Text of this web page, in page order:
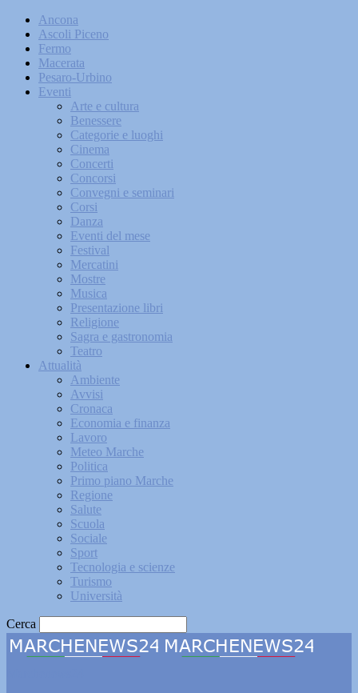
Ancona
Ascoli Piceno
Fermo
Macerata
Pesaro-Urbino
Eventi
Arte e cultura
Benessere
Categorie e luoghi
Cinema
Concerti
Concorsi
Convegni e seminari
Corsi
Danza
Eventi del mese
Festival
Mercatini
Mostre
Musica
Presentazione libri
Religione
Sagra e gastronomia
Teatro
Attualità
Ambiente
Avvisi
Cronaca
Economia e finanza
Lavoro
Meteo Marche
Politica
Primo piano Marche
Regione
Salute
Scuola
Sociale
Sport
Tecnologia e scienze
Turismo
Università
Cerca